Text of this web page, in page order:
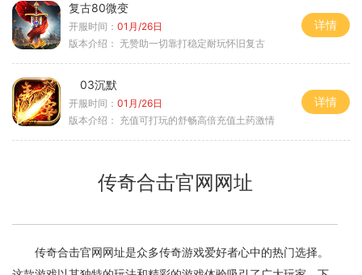
复古80微变
开服时间： 01月/26日
版本介绍： 无赞助一切靠打稳定耐玩怀旧复古
详情
03沉默
开服时间： 01月/26日
版本介绍： 充值可打玩的舒畅高倍充值土药激情
详情
传奇合击官网网址
传奇合击官网网址是众多传奇游戏爱好者心中的热门选择。